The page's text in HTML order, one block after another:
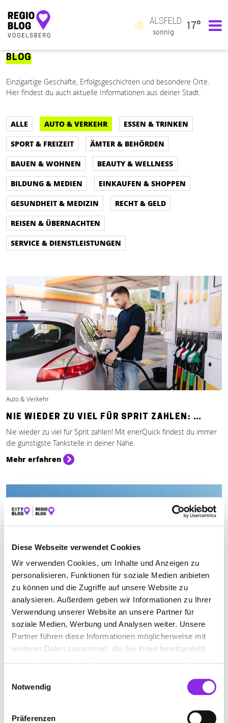
Diese Webseite verwendet Cookies
Wir verwenden Cookies, um Inhalte und Anzeigen zu
personalisieren, Funktionen für soziale Medien anbieten
zu können und die Zugriffe auf unsere Website zu
analysieren. Außerdem geben wir Informationen zu Ihrer
Verwendung unserer Website an unsere Partner für
soziale Medien, Werbung und Analysen weiter. Unsere
Partner führen diese Informationen möglicherweise mit
weiteren Daten zusammen, die Sie ihnen bereitgestellt
Notwendig
Präferenzen
Hauptnavigation
ALSFELD
sonnig
17°
BLOG
Einzigartige Geschäfte, Erfolgsgeschichten und besondere Orte.
Hier findest du auch aktuelle Informationen aus deiner Stadt.
ALLE AUTO & VERKEHR
ESSEN & TRINKEN
SPORT & FREIZEIT
ÄMTER & BEHÖRDEN
BAUEN & WOHNEN
BEAUTY & WELLNESS
BILDUNG & MEDIEN
EINKAUFEN & SHOPPEN
GESUNDHEIT & MEDIZIN
RECHT & GELD
REISEN & ÜBERNACHTEN
SERVICE & DIENSTLEISTUNGEN
Auto & Verkehr
NIE WIEDER ZU VIEL FÜR SPRIT ZAHLEN: …
Nie wieder zu viel für Sprit zahlen! Mit enerQuick findest du immer
die günstigste Tankstelle in deiner Nähe.
Mehr erfahren
Auto & Verkehr
AKTUELLES IM DEZEMBER: NEUERUNGEN UND
…
Neuerungen und Änderungen Dezember 2023: Neuer Fahrplan der